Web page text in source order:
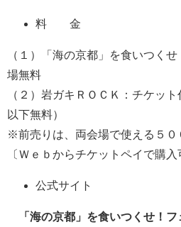
料 金
（１）「海の京都」を食いつく
場無料
（２）岩ガキＲＯＣＫ：チケッ
以下無料）
※前売りは、両会場で使える５０
〔Ｗｅｂからチケットペイで購入
公式サイト
「海の京都」を食いつくせ！フ